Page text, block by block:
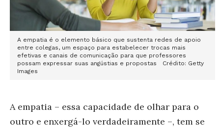
A empatia é o elemento básico que sustenta redes de apoio
entre colegas, um espaço para estabelecer trocas mais
efetivas e canais de comunicação para que professores
possam expressar suas angústias e propostas Crédito: Getty
Images
A empatia – essa capacidade de olhar para o
outro e enxergá-lo verdadeiramente –, tem se